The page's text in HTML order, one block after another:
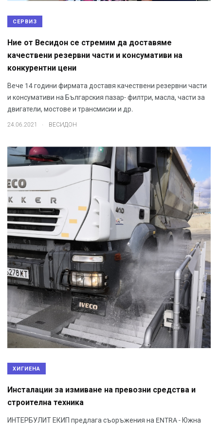
СЕРВИЗ
Ние от Весидон се стремим да доставяме
качествени резервни части и консумативи на
конкурентни цени
Вече 14 години фирмата доставя качествени резервни части
и консумативи на Българския пазар- филтри, масла, части за
двигатели, мостове и трансмисии и др.
24.06.2021 . ВЕСИДОН
ХИГИЕНА
Инсталации за измиване на превозни средства и
строителна техника
ИНТЕРБУЛИТ ЕКИП предлага съоръжения на ENTRA - Южна